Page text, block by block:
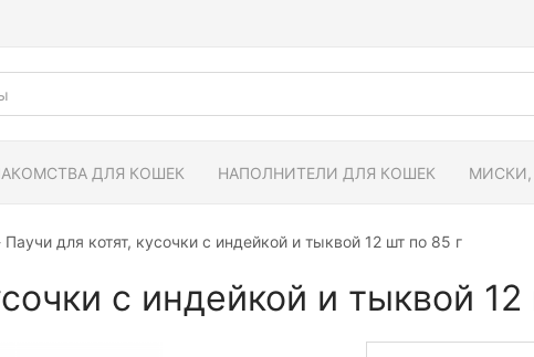
ДЛЯ КОШЕК НАПОЛНИТЕЛИ ДЛЯ КОШЕК МИСКИ,
Паучи для котят, кусочки с индейкой и тыквой 12 шт по 85 г
с индейкой и тыквой